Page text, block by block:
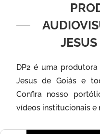
DP2 é uma
Jesus de Goiás e
Confira nosso
vídeos institucionais e